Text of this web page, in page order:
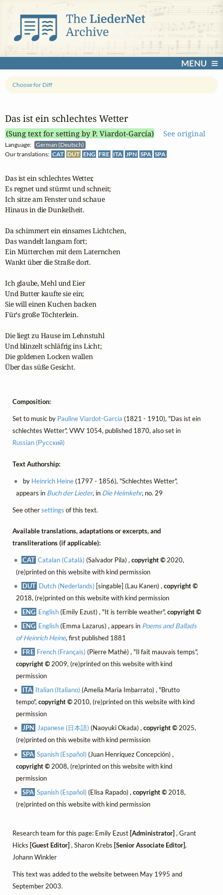
MENU
Das ist ein schlechtes Wetter
(Sung text for setting by P. Viardot-García) See original
Language:
German (Deutsch)
Our translations: CAT DUT ENG FRE ITA JPN SPA SPA
Choose for Diff
Das ist ein schlechtes Wetter,
Es regnet und stürmt und schneit;
Ich sitze am Fenster und schaue
Hinaus in die Dunkelheit.
Da schimmert ein einsames Lichtchen,
Das wandelt langsam fort;
Ein Mütterchen mit dem Laternchen
Wankt über die Straße dort.
Ich glaube, Mehl und Eier
Und Butter kaufte sie ein;
Sie will einen Kuchen backen
Für's große Töchterlein.
Die liegt zu Hause im Lehnstuhl
Und blinzelt schläfrig ins Licht;
Die goldenen Locken wallen
Über das süße Gesicht.
Composition:
Set to music by Pauline Viardot-García (1821 - 1910), "Das ist ein
schlechtes Wetter", VWV 1054, published 1870, also set in
Russian (Русский)
Text Authorship:
by Heinrich Heine(1797 - 1856), "Schlechtes Wetter",
appears in Buch der Lieder, in Die Heimkehr, no. 29
See othersettings of this text.
Available translations, adaptations or excerpts, and
transliterations (if applicable):
CAT Catalan (Català) (Salvador Pila) ,copyright ©2020,
(re)printed on this website with kind permission
DUT Dutch (Nederlands) [singable] (Lau Kanen) ,copyright ©
2018, (re)printed on this website with kind permission
ENG English(Emily Ezust) , "It is terrible weather",copyright ©
ENG English(Emma Lazarus) , appears in Poems and Ballads
of Heinrich Heine, first published 1881
FRE French (Français) (Pierre Mathé) , "Il fait mauvais temps",
copyright ©2009, (re)printed on this website with kind
permission
ITA Italian (Italiano) (Amelia Maria Imbarrato) , "Brutto
tempo",copyright ©2010, (re)printed on this website with kind
permission
JPN Japanese (日本語) (Naoyuki Okada) ,copyright ©2025,
(re)printed on this website with kind permission
SPA Spanish (Español) (Juan Henríquez Concepción) ,
copyright ©2008, (re)printed on this website with kind
permission
SPA Spanish (Español) (Elisa Rapado) ,copyright © 2018,
(re)printed on this website with kind permission
Research team for this page: Emily Ezust [Administrator] , Grant
Hicks [Guest Editor] , Sharon Krebs [Senior Associate Editor],
Johann Winkler
This text was added to the website between May 1995 and
September 2003.